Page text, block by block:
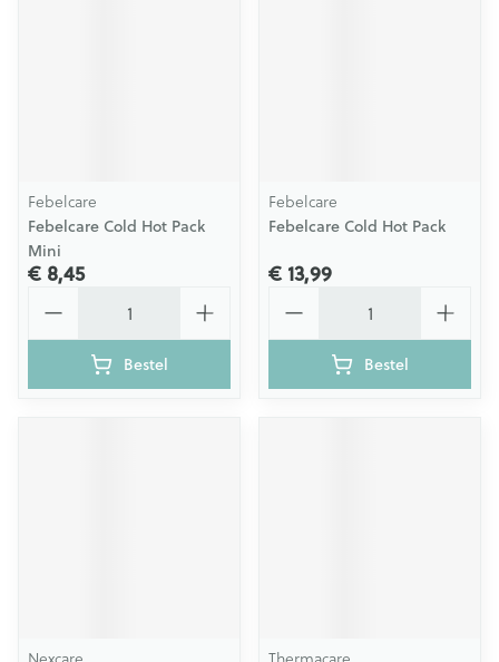
Febelcare
Febelcare Cold Hot Pack
Mini
€ 8,45
Bestel
Febelcare
Febelcare Cold Hot Pack
€ 13,99
Bestel